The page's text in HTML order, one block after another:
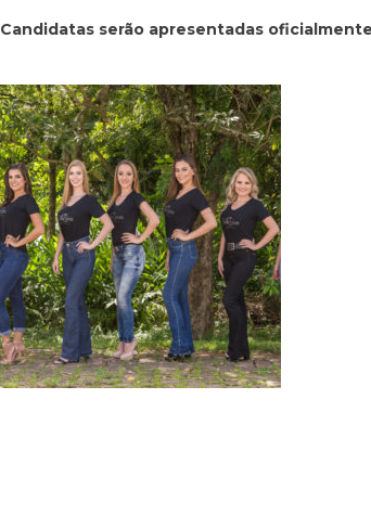
Candidatas serão apresentadas